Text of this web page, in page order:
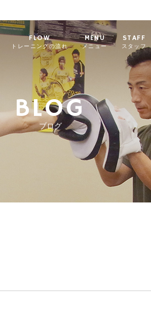
FLOW
トレーニングの流れ
MENU
メニュー
STAFF
スタッフ
BLOG
ブログ